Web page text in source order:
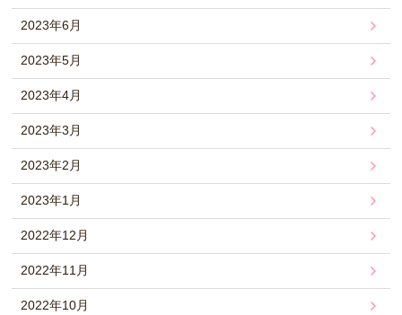
2023年6月
2023年5月
2023年4月
2023年3月
2023年2月
2023年1月
2022年12月
2022年11月
2022年10月